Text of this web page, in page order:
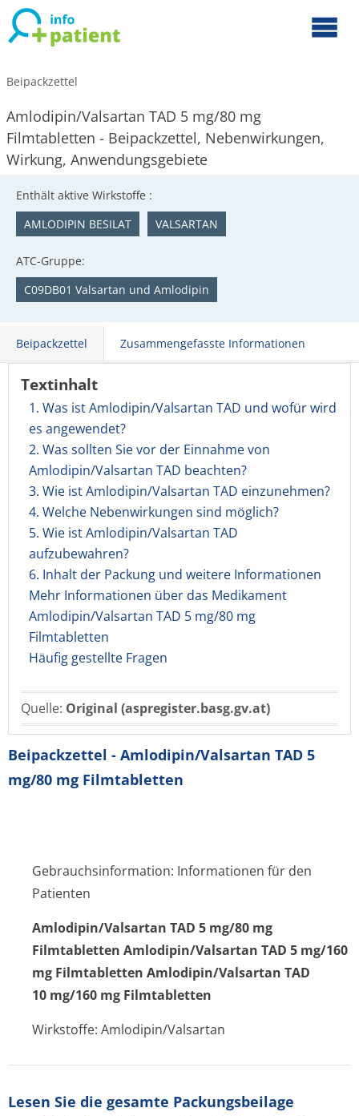
Beipackzettel
Amlodipin/Valsartan TAD 5 mg/80 mg
Filmtabletten - Beipackzettel, Nebenwirkungen,
Wirkung, Anwendungsgebiete
Enthält aktive Wirkstoffe :
AMLODIPIN BESILAT
VALSARTAN
ATC-Gruppe:
C09DB01 Valsartan und Amlodipin
Beipackzettel Zusammengefasste Informationen
Textinhalt
1. Was ist Amlodipin/Valsartan TAD und wofür wird
es angewendet?
2. Was sollten Sie vor der Einnahme von
Amlodipin/Valsartan TAD beachten?
3. Wie ist Amlodipin/Valsartan TAD einzunehmen?
4. Welche Nebenwirkungen sind möglich?
5. Wie ist Amlodipin/Valsartan TAD
aufzubewahren?
6. Inhalt der Packung und weitere Informationen
Mehr Informationen über das Medikament
Amlodipin/Valsartan TAD 5 mg/80 mg
Filmtabletten
Häufig gestellte Fragen
Quelle: Original (aspregister.basg.gv.at)
Beipackzettel - Amlodipin/Valsartan TAD 5
mg/80 mg Filmtabletten
Gebrauchsinformation: Informationen für den
Patienten
Amlodipin/Val­sartan TAD 5 mg/80 mg
Filmtabletten Amlodipin/Valsartan TAD 5 mg/160
mg Filmtabletten Amlodipin/Valsartan TAD
10 mg/160 mg Filmtabletten
Wirkstoffe: Amlodipin/Valsartan
Lesen Sie die gesamte Packungsbeilage